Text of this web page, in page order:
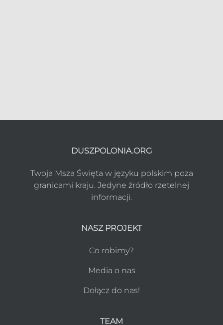
DUSZPOLONIA.ORG
Twoja Msza Święta w języku polskim poza
granicami kraju. Jedyne źródło rzetelnej
informacji.
NASZ PROJEKT
Co robimy?
Media o nas
Dołącz do nas!
TEAM